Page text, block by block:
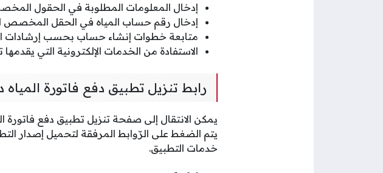
إدخال المعلومات المطلوبة في الحقول
إدخال رقم حساب المياه في الحقل المخصص
متابعة خطوات إنشاء حساب بحسب إرشادات
الاستفادة من الخدمات الإلكترونية التي
رابط تنزيل تطبيق دفع فاتورة المياه
يمكن الانتقال إلى صفحة تنزيل تطبيق دفع فاتورة
يتم الضغط على الرّوابط المرفقة لتحميل إصدار
خدمات التطبيق.